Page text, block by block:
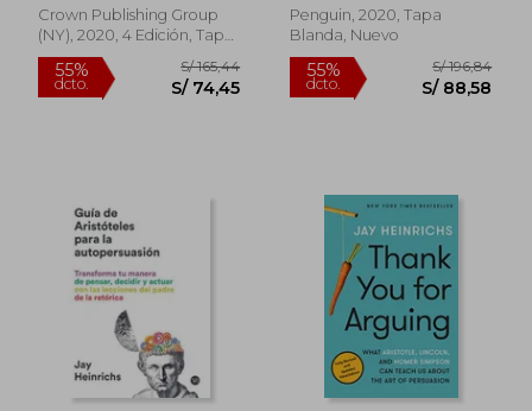
Homer Simpson can
Teach us About the
Inglés)
Crown Publishing Group
(NY), 2020, 4 Edición, Tapa
Blanda, Nuevo
55%
dcto.
Persuasion (en
Inglés)
Penguin, 2020, Tapa
Blanda, Nuevo
55%
dcto.